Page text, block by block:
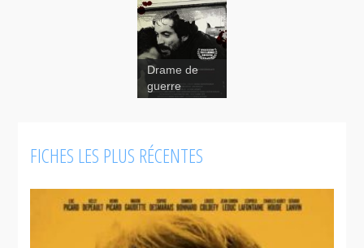
Snow &
Ashes
Drame de
guerre
FICHES LES PLUS RÉCENTES